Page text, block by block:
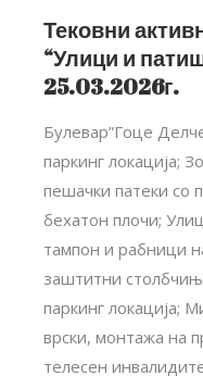
Тековни
“Улици и
25.03.2026г.
Булевар”Гоце
паркинг локација;
пешачки патеки со
бехатон плочи;
тампон и рабници
заштитни
паркинг локација;
врски, монтажа на
телесен